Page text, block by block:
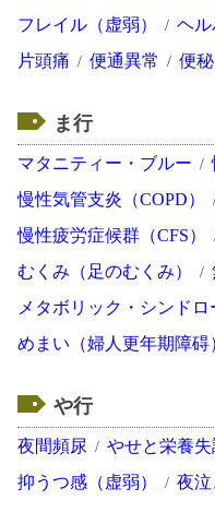
フレイル（虚弱）
ヘル
片頭痛
便通異常 便秘
ま行
マタニティー・ブルー
慢性気管支炎（COPD）
慢性疲労症候群（CFS）
むくみ（足のむくみ）
メタボリック・シンドロ
めまい（婦人更年期障碍
や行
夜間頻尿 やせと栄養失
抑うつ感（虚弱）
夜泣